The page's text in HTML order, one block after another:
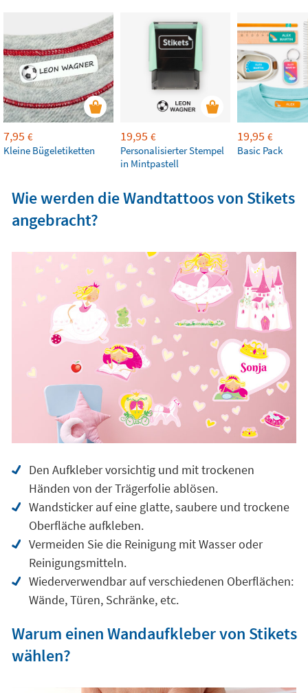
7,95 €
Kleine Bügeletiketten
19,95 €
Personalisierter Stempel
in Mintpastell
19,95 €
Basic Pack
Wie werden die Wandtattoos von Stikets
angebracht?
Den Aufkleber vorsichtig und mit trockenen
Händen von der Trägerfolie ablösen.
Wandsticker auf eine glatte, saubere und trockene
Oberfläche aufkleben.
Vermeiden Sie die Reinigung mit Wasser oder
Reinigungsmitteln.
Wiederverwendbar auf verschiedenen Oberflächen:
Wände, Türen, Schränke, etc.
Warum einen Wandaufkleber von Stikets
wählen?